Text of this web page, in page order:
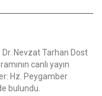
Nevzat Tarhan Dost
canlı yayın
Hz. Peygamber
bulundu.